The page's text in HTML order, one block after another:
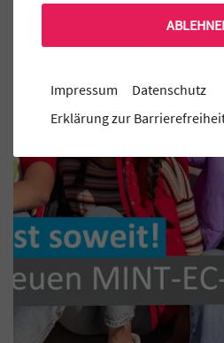
Impressum
Datenschutz
Erklärung zur